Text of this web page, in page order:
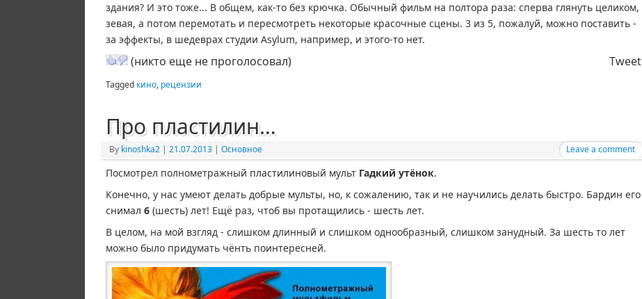
здания? И это тоже... В общем, как-то без крючка. Обычный фильм на полтора раза: сперва глянуть целиком,
зевая, а потом перемотать и пересмотреть некоторые красочные сцены. 3 из 5, пожалуй, можно поставить -
за эффекты, в шедеврах студии Asylum, например, и этого-то нет.
Tweet
(никто еще не проголосовал)
Tagged кино, рецензии
Про пластилин…
By kinoshka2 | 21.07.2013 | Основное Leave a comment
Посмотрел полнометражный пластилиновый мульт Гадкий утёнок.
Конечно, у нас умеют делать добрые мульты, но, к сожалению, так и не научились делать быстро. Бардин его
снимал 6 (шесть) лет! Ещё раз, чтоб вы протащились - шесть лет.
В целом, на мой взгляд - слишком длинный и слишком однообразный, слишком занудный. За шесть то лет
можно было придумать чёнть поинтересней.